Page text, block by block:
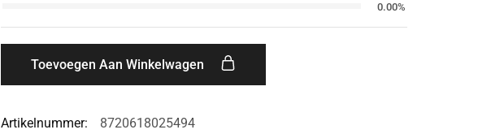
0.00%
Toevoegen Aan Winkelwagen
Artikelnummer:
8720618025494